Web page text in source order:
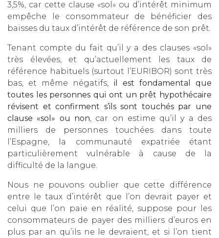
3,5%, car cette clause «sol» ou d’intérêt minimum
empêche le consommateur de bénéficier des
baisses du taux d’intérêt de référence de son prêt.
Tenant compte du fait qu’il y a des clauses «sol»
très élevées, et qu’actuellement les taux de
référence habituels (surtout l’EURIBOR) sont très
bas, et même négatifs, il est fondamental que
toutes les personnes qui ont un prêt hypothécaire
révisent et confirment s’ils sont touchés par une
clause «sol» ou non , car on estime qu’il y a des
milliers de personnes touchées dans toute
l’Espagne, la communauté expatriée étant
particulièrement vulnérable à cause de la
difficulté de la langue.
Nous ne pouvons oublier que cette différence
entre le taux d’intérêt que l’on devrait payer et
celui que l’on paie en réalité, suppose pour les
consommateurs de payer des milliers d’euros en
plus par an qu’ils ne le devraient, et si l’on tient